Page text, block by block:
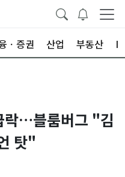
ㆍ증권 산업 부동산
락…블룸버그 "김
탓"